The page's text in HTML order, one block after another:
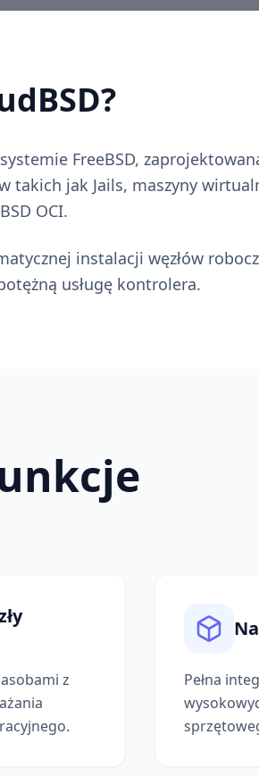
FreeBSD,
jak Jails, maszyny
OCI.
instalacji węzłów
usługę kontrolera.
z
Pełna